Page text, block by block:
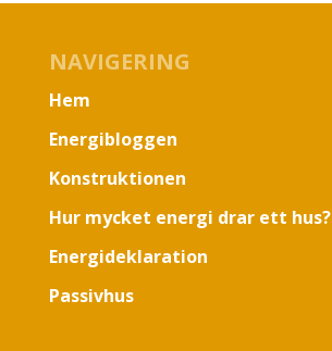
NAVIGERING
Hem
Energibloggen
Konstruktionen
Hur mycket energi drar ett hus?
Energideklaration
Passivhus